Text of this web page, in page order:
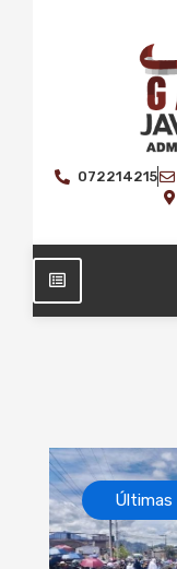
072214215
Últimas